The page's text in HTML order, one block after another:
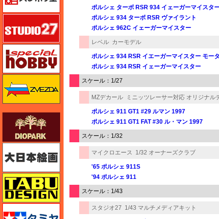
ポルシェ ターボ RSR 934 イェーガーマイスタ
ポルシェ 934 ターボ RSR ヴァイラント
ポルシェ 962C イェーガーマイスター
レベル カーモデル
ポルシェ 934 RSR イエーガーマイスター モー
ポルシェ 934 RSR イェーガーマイスター
スケール：1/27
MZデカール ミニッツレーサー対応 オリジナル
ポルシェ 911 GT1 #29 ルマン 1997
ポルシェ 911 GT1 FAT #30 ル・マン 1997
スケール：1/32
マイクロエース 1/32 オーナーズクラブ
'65 ポルシェ 911S
'94 ポルシェ 911
スケール：1/43
スタジオ27 1/43 マルチメディアキット
スタジオ27・タブデザイン
スペシャルホビー
ズベズダ（Zvezda）
ダイオパーク（diopark）
大日本絵画
タブデザイン・スタジオ27